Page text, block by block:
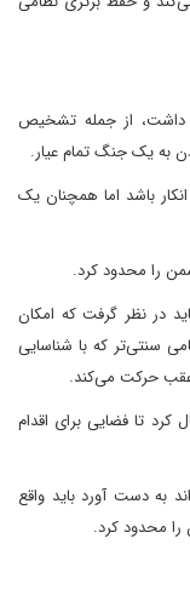
داشت، از جمله تشخیص
به یک جنگ تمام عیار.
باشد اما همچنان یک
در نظر گرفت که امکان
سنتی‌تر که با شناسایی
حرکت می‌کند.
کرد تا فضایی برای اقدام
به دست آورد باید واقع
را محدود کرد.